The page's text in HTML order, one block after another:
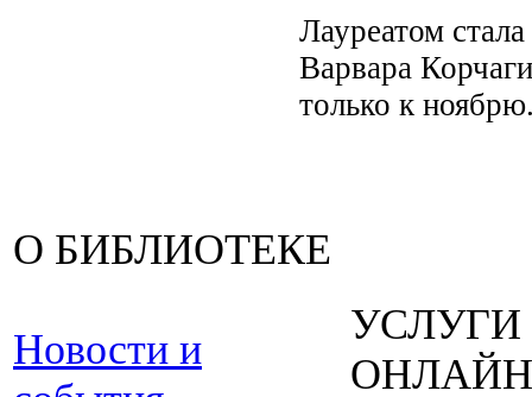
Лауреатом
Варвара
только к
О БИБЛИОТЕКЕ
Новости и
УСЛУГИ
ОНЛАЙН